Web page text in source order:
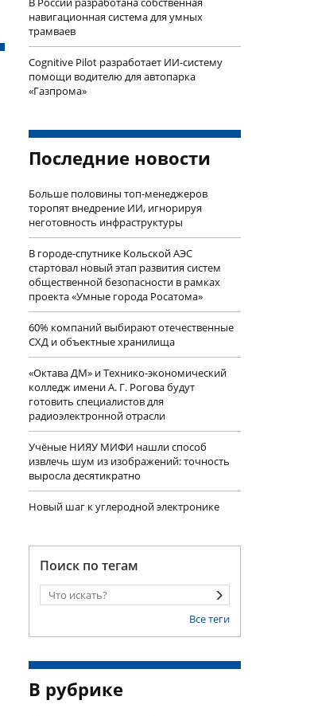
навигационная система для умных
трамваев
Cognitive Pilot разработает ИИ-систему
помощи водителю для автопарка
«Газпрома»
Последние новости
Больше половины топ-менеджеров
торопят внедрение ИИ, игнорируя
неготовность инфраструктуры
В городе-спутнике Кольской АЭС
стартовал новый этап развития систем
общественной безопасности в рамках
проекта «Умные города Росатома»
60% компаний выбирают отечественные
СХД и объектные хранилища
«Октава ДМ» и Технико-экономический
колледж имени А. Г. Рогова будут
готовить специалистов для
радиоэлектронной отрасли
Учëные НИЯУ МИФИ нашли способ
извлечь шум из изображений: точность
выросла десятикратно
Новый шаг к углеродной электронике
Поиск по тегам
Все теги
В рубрике